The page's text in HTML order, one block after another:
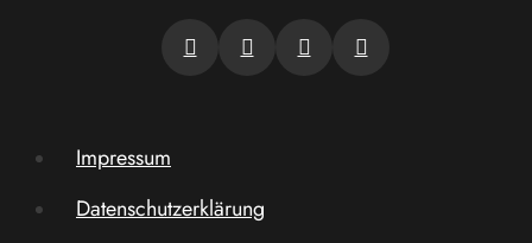
Impressum
Datenschutzerklärung